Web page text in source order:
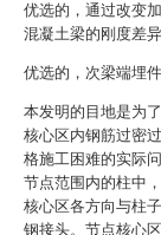
优选的，通过改变
混凝土梁的刚度差异
优选的，次梁端埋
本发明的目地是为
核心区内钢筋过密
格施工困难的实际
节点范围内的柱中
核心区各方向与柱
钢接头。节点核心